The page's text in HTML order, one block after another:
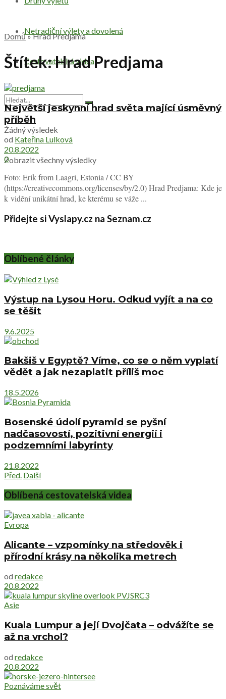
Netradiční výlety a dovolená
Cestovatelská videa
Žádný výsledek
Zobrazit všechny výsledky
Domů»Hrad Predjama
Štítek:Hrad Predjama
Největší jeskynní hrad světa mající úsměvný
příběh
od Kateřina Lulková
20.8.2022
0
Foto: Erik from Laagri, Estonia / CC BY
(https://creativecommons.org/licenses/by/2.0) Hrad Predjama: Kde je
k vidění unikátní hrad, ke kterému se váže ...
Přidejte si Vyslapy.cz na Seznam.cz
Oblíbené články
Výstup na Lysou Horu. Odkud vyjít a na co
se těšit
9.6.2025
Bakšiš v Egyptě? Víme, co se o něm vyplatí
vědět a jak nezaplatit příliš moc
18.5.2026
Bosenské údolí pyramid se pyšní
nadčasovostí, pozitivní energií i
podzemními labyrinty
21.8.2022
Před. Další
Oblíbená cestovatelská videa
Evropa
Alicante – vzpomínky na středověk i
přírodní krásy na několika metrech
od redakce
20.8.2022
Asie
Kuala Lumpur a její Dvojčata – odvážíte se
až na vrchol?
od redakce
20.8.2022
Poznáváme svět